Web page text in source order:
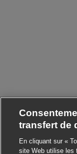
transfert de
En cliquant sur «
site Web utilise les